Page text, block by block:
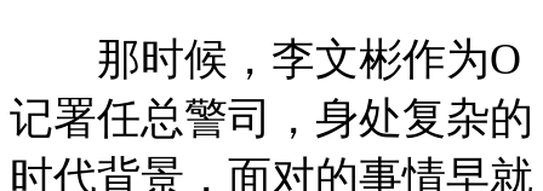
那时候，李文彬作为O
记署任总警司，身处复杂的
时代背景，面对的事情早就